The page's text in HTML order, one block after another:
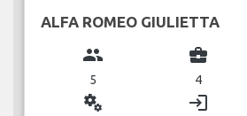
ALFA ROMEO GIULIETTA
group
5
business_center
4
miscellaneous_services login